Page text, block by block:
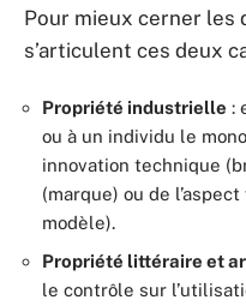
Pour mieux cerner les
s’articulent ces deux
Propriété industrielle :
ou à un individu le
innovation technique
(marque) ou de
modèle).
Propriété littéraire et
le contrôle sur